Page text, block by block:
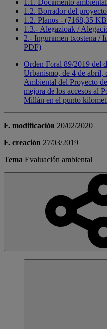
1.1. Documento
1.2. Borrador del
1.2. Planos - (7168,35
1.3.- Alegazioak /
2.- Ingurumen txostena /
PDF)
Orden Foral 89/2019 del
Urbanismo, de 4 de abril,
Ambiental del Proyecto
mejora de los accesos al
Millán en el punto
F. modificación 20/02/2020
F. creación 27/03/2019
Tema Evaluación ambiental